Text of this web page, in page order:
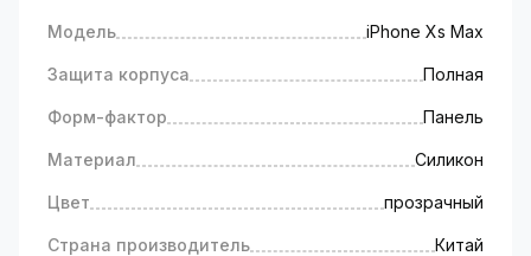
Модель iPhone Xs Max
Защита корпуса Полная
Форм-фактор Панель
Материал Силикон
Цвет прозрачный
Страна производитель Китай